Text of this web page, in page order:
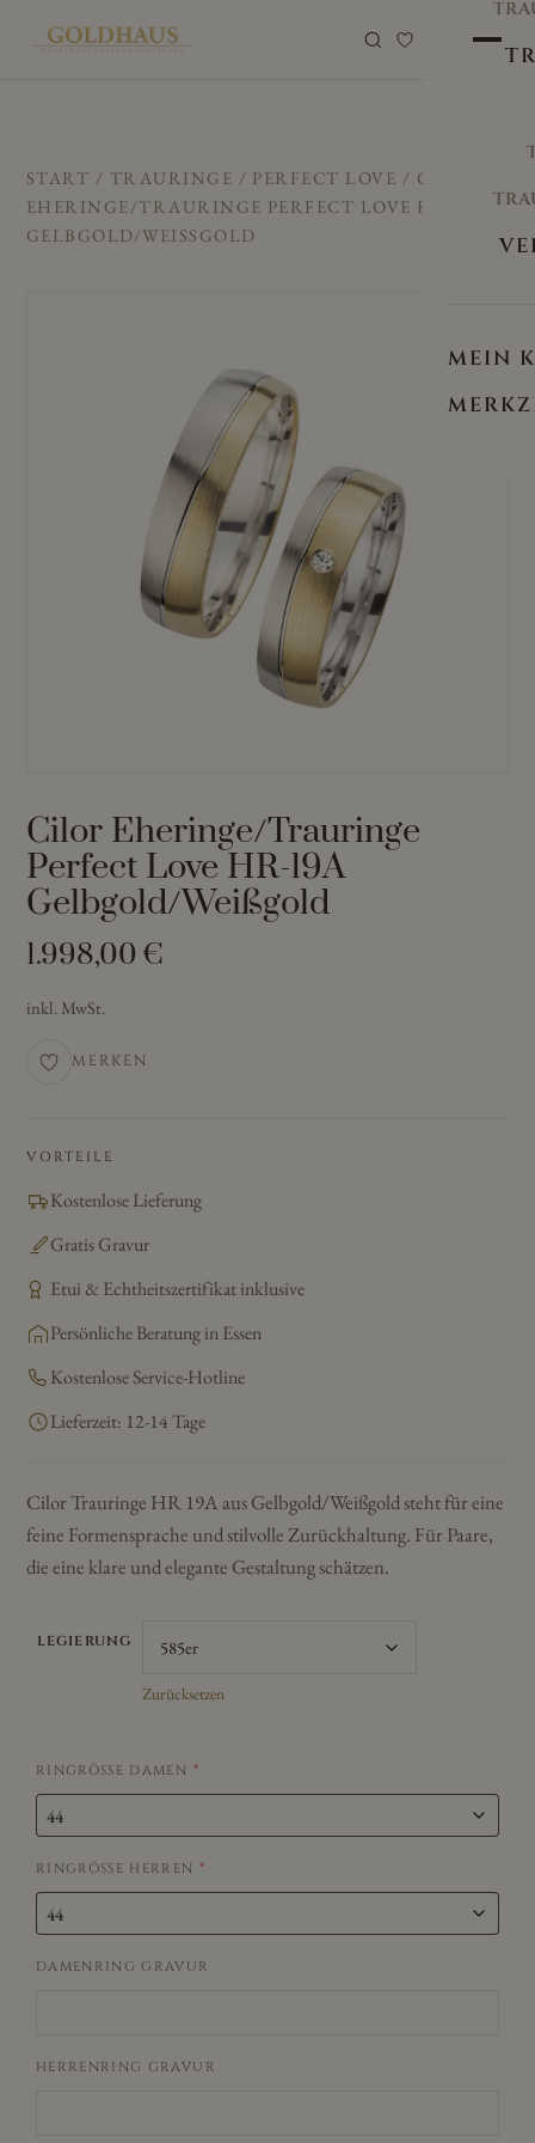
MEIN
START / TRAURINGE / PERFECT LOVE / CILOR
EHERINGE/TRAURINGE PERFECT LOVE HR-19A
GELBGOLD/WEISSGOLD
Cilor Eheringe/Trauringe
Perfect Love HR-19A
Gelbgold/Weißgold
1.998,00 €
inkl. MwSt.
MERKEN
VORTEILE
Kostenlose Lieferung
Gratis Gravur
Etui & Echtheitszertifikat inklusive
Persönliche Beratung in Essen
Kostenlose Service-Hotline
Lieferzeit: 12-14 Tage
Cilor Trauringe HR 19A aus Gelbgold/Weißgold steht für eine
feine Formensprache und stilvolle Zurückhaltung. Für Paare,
die eine klare und elegante Gestaltung schätzen.
LEGIERUNG
Zurücksetzen
RINGRÖSSE DAMEN *
RINGRÖSSE HERREN *
DAMENRING GRAVUR
HERRENRING GRAVUR